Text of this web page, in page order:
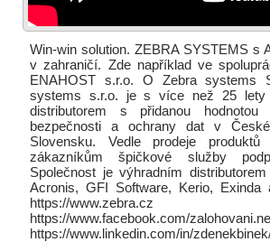
Win-win solution. ZEBRA SYSTEMS s
v zahraničí. Zde například ve
ENAHOST s.r.o. O Zebra systems
systems s.r.o. je s více než 25 lety
distributorem s přidanou
bezpečnosti a ochrany dat v
Slovensku. Vedle prodeje
zákazníkům špičkové služby
Společnost je výhradním
Acronis, GFI Software, Kerio, Exinda
https://www.zebra.cz
https://www.facebook.com/
https://www.linkedin.com/in/